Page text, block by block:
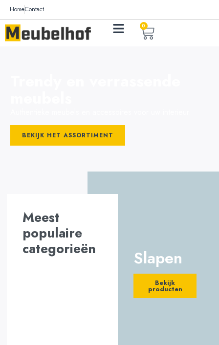
HomeContact
0
BEKIJK HET ASSORTIMENT
Meest
populaire
categorieën
Slapen
Bekijk
producten